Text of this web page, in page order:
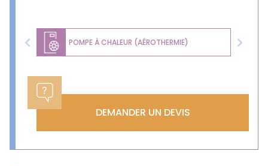
POMPE À CHALEUR (AÉROTHERMIE)
Previous Next
DEMANDER UN DEVIS